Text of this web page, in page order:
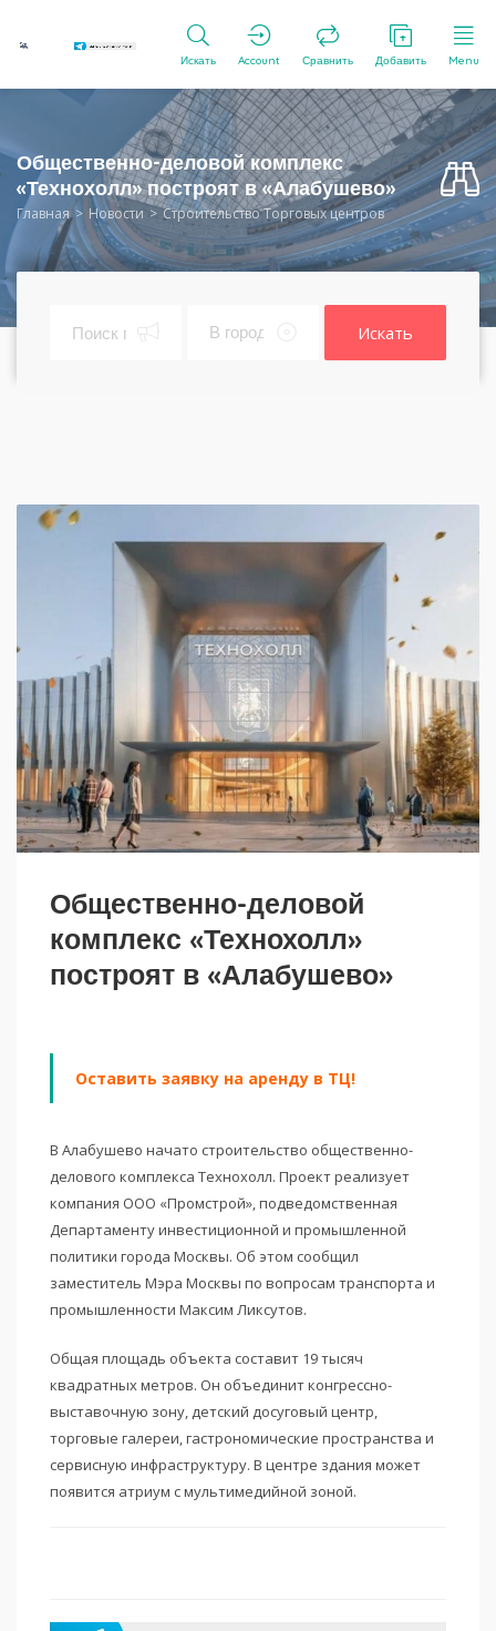
Искать Account Сравнить Добавить Menu
Общественно-деловой комплекс
«Технохолл» построят в «Алабушево»
Главная Новости Строительство Торговых центров
Искать
Общественно-деловой
комплекс «Технохолл»
построят в «Алабушево»
Оставить заявку на аренду в ТЦ!
В Алабушево начато строительство общественно-
делового комплекса Технохолл. Проект реализует
компания ООО «Промстрой», подведомственная
Департаменту инвестиционной и промышленной
политики города Москвы. Об этом сообщил
заместитель Мэра Москвы по вопросам транспорта и
промышленности Максим Ликсутов.
Общая площадь объекта составит 19 тысяч
квадратных метров. Он объединит конгрессно-
выставочную зону, детский досуговый центр,
торговые галереи, гастрономические пространства и
сервисную инфраструктуру. В центре здания может
появится атриум с мультимедийной зоной.